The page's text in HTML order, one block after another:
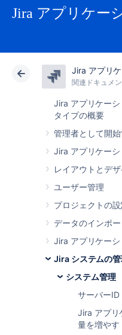
Jira アプリケー
Jira アプリ
関連ドキュメン
Jira アプリケー
タイプの概要
管理者として開始
Jira アプリケー
レイアウトとデザ
ユーザー管理
プロジェクトの設
データのインポ
Jira アプリケー
Jira システムの
システム管理
サーバーID
Jira アプリ
量を増やす
アトラシアン サポー
クラウド Data
Jiraアプ
ョンの
ルメン
による
表示す
Jira では、インスト
提供しています。
ア全体で表示する
れた」 (記録された
範囲にわたる統計の